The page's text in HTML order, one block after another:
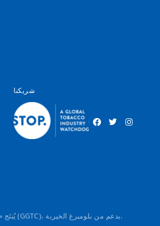
شريكنا
يُنتَج «مؤشر التدخل الصناعي العالمي للتبغ» (مؤشر التبغ العالمي) من قِبل المركز العالمي للحكم الرشيد في مكافحة التبغ (GGTC)، بدعم من بلومبرغ الخيرية.